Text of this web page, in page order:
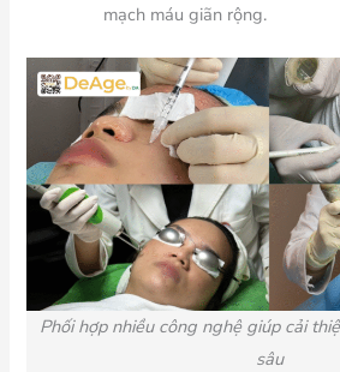
mạch máu giãn rộng.
Phối hợp nhiều công nghệ giúp cải
sâu